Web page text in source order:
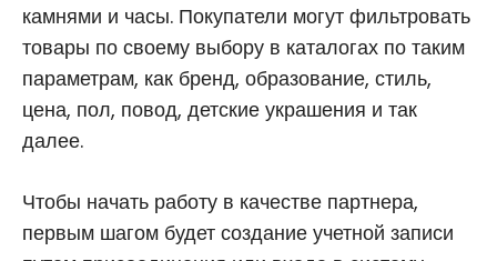
камнями и часы. Покупатели могут фильтровать
товары по своему выбору в каталогах по таким
параметрам, как бренд, образование, стиль,
цена, пол, повод, детские украшения и так
далее.
Чтобы начать работу в качестве партнера,
первым шагом будет создание учетной записи